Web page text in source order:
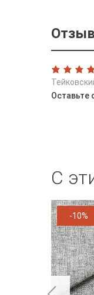
Оставьте
С
-10%